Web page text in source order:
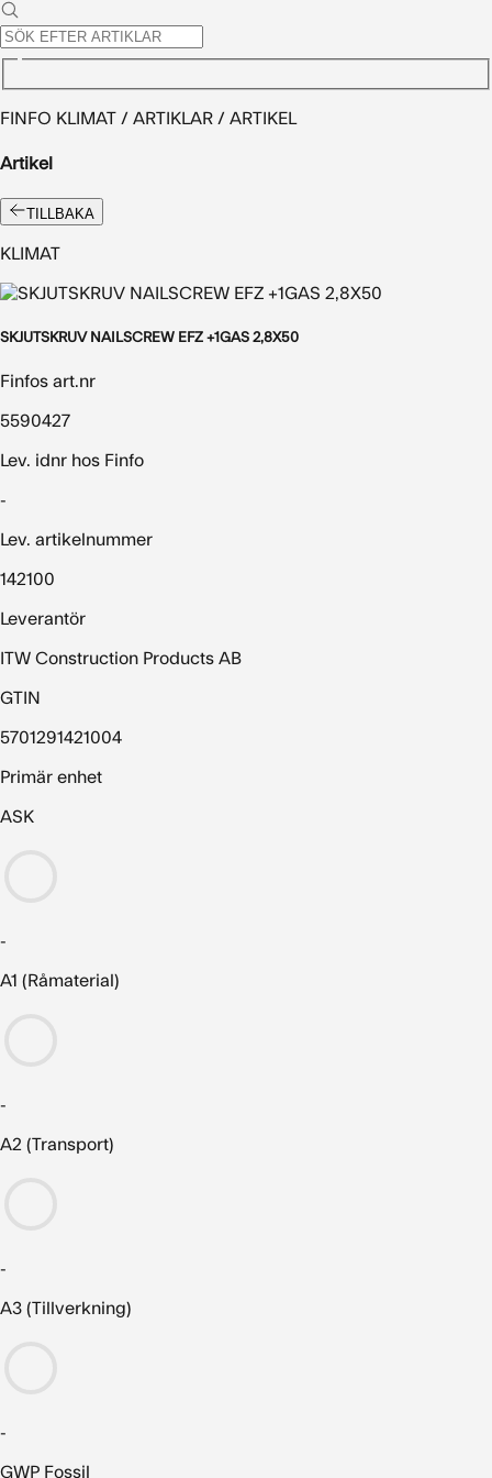
FINFO KLIMAT / ARTIKLAR / ARTIKEL
Artikel
TILLBAKA
KLIMAT
SKJUTSKRUV NAILSCREW EFZ +1GAS 2,8X50
Finfos art.nr
5590427
Lev. idnr hos Finfo
-
Lev. artikelnummer
142100
Leverantör
ITW Construction Products AB
GTIN
5701291421004
Primär enhet
ASK
-
A1 (Råmaterial)
-
A2 (Transport)
-
A3 (Tillverkning)
-
GWP Fossil